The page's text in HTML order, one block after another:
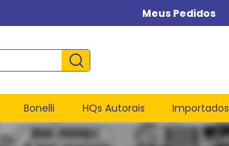
Meus Pedidos
Bonelli HQs Autorais Importados